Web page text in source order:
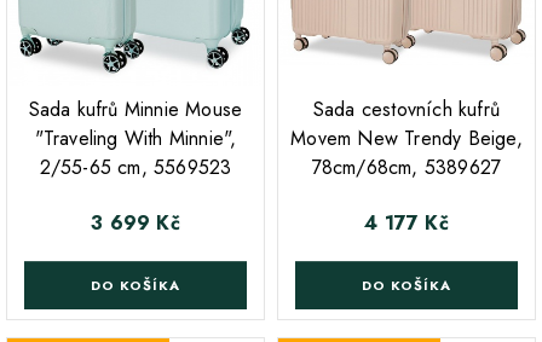
Sada kufrů Minnie Mouse
"Traveling With Minnie",
2/55-65 cm, 5569523
Cena
3 699 Kč
DO KOŠÍKA
Sada cestovních kufrů
Movem New Trendy Beige,
78cm/68cm, 5389627
Cena
4 177 Kč
DO KOŠÍKA